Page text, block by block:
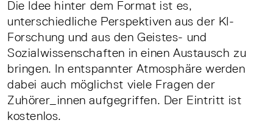
Die Idee hinter dem Format ist es,
unterschiedliche Perspektiven aus der KI-
Forschung und aus den Geistes- und
Sozialwissenschaften in einen Austausch zu
bringen. In entspannter Atmosphäre werden
dabei auch möglichst viele Fragen der
Zuhörer_innen aufgegriffen. Der Eintritt ist
kostenlos.